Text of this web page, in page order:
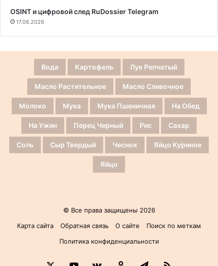
OSINT и цифровой след RuDossier Telegram
17.06.2026
Вода Картофель Лук Репчатый
Масло Растительное Масло Сливочное
Молоко Мука Мука Пшеничная На Обед
На Ужин Перец Черный Рис Сахар
Соль Сыр Твердый Чеснок Яйцо Куриное
Яйцо
© Все права защищены 2026
Карта сайта
Обратная связь О сайте
Поиск по меткам
Политика конфиденциальности